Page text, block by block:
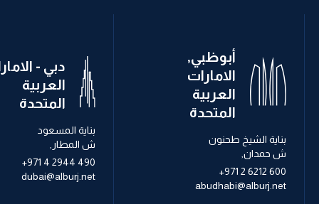
أبوظبي,
الامارات
العربية
المتحدة
بناية الشيخ طحنون
ش حمدان,
+971 2 6212 600
abudhabi@alburj.net
دبي -
العربية
المتحدة
بناية المسعود
ش المطار,
+971 4 2944 490
dubai@alburj.net